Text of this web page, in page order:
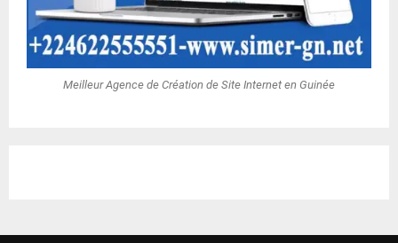
Meilleur Agence de Création de Site Internet en Guinée